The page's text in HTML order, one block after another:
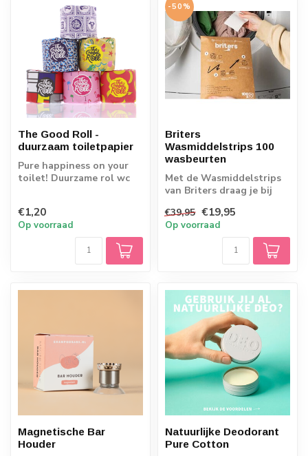
The Good Roll -
duurzaam toiletpapier
Pure happiness on your
toilet! Duurzame rol wc
€1,20
Op voorraad
-50%
Briters
Wasmiddelstrips 100
wasbeurten
Met de Wasmiddelstrips
van Briters draag je bij
toekomst zonder...
€39,95 €19,95
Op voorraad
Magnetische Bar
Houder
Natuurlijke Deodorant
Pure Cotton